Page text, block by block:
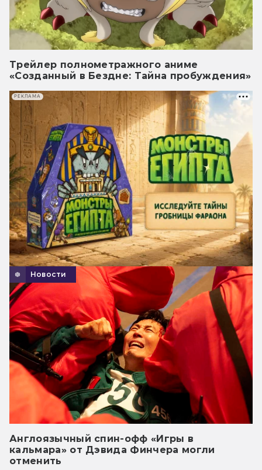
Трейлер полнометражного аниме
«Созданный в Бездне: Тайна пробуждения»
Новости
Англоязычный спин-офф «Игры в
кальмара» от Дэвида Финчера могли
отменить
РЕКЛАМА